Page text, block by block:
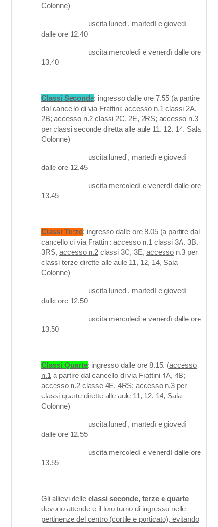
Colonne)
uscita lunedì, martedì e giovedì
dalle ore 12.40
uscita mercoledì e venerdì dalle ore
13.40
Classi Seconde: ingresso dalle ore 7.55 (a partire
dal cancello di via Frattini: accesso n.1 classi 2A,
2B; accesso n.2 classi 2C, 2E, 2RS; accesso n.3
per classi seconde diretta alle aule 11, 12, 14, Sala
Colonne)
uscita lunedì, martedì e giovedì
dalle ore 12.45
uscita mercoledì e venerdì dalle ore
13.45
Classi Terze: ingresso dalle ore 8.05 (a partire dal
cancello di via Frattini: accesso n.1 classi 3A, 3B,
3RS, accesso n.2 classi 3C, 3E, accesso n.3 per
classi terze dirette alle aule 11, 12, 14, Sala
Colonne)
uscita lunedì, martedì e giovedì
dalle ore 12.50
uscita mercoledì e venerdì dalle ore
13.50
Classi Quarte: ingresso dalle ore 8.15. (accesso
n.1 a partire dal cancello di via Frattini 4A, 4B;
accesso n.2 classe 4E, 4RS; accesso n.3 per
classi quarte dirette alle aule 11, 12, 14, Sala
Colonne)
uscita lunedì, martedì e giovedì
dalle ore 12.55
uscita mercoledì e venerdì dalle ore
13.55
Gli allievi delle classi seconde, terze e quarte
devono attendere il loro turno di ingresso nelle
pertinenze del centro (cortile e porticato), evitando